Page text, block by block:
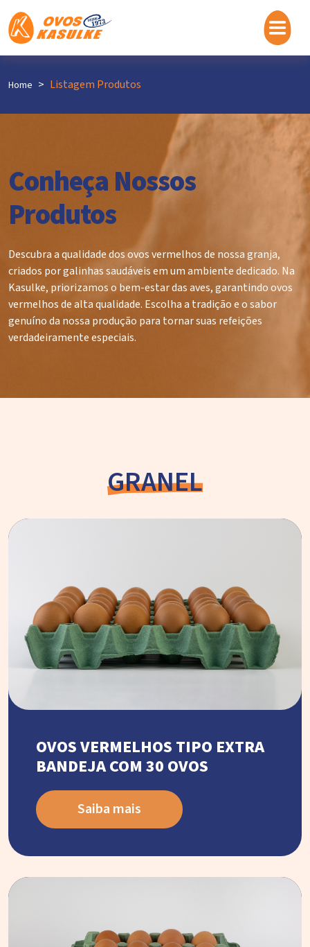
Home Listagem Produtos
Conheça Nossos
Produtos
Descubra a qualidade dos ovos vermelhos de nossa granja,
criados por galinhas saudáveis em um ambiente dedicado. Na
Kasulke, priorizamos o bem-estar das aves, garantindo ovos
vermelhos de alta qualidade. Escolha a tradição e o sabor
genuíno da nossa produção para tornar suas refeições
verdadeiramente especiais.
GRANEL
OVOS VERMELHOS TIPO EXTRA
BANDEJA COM 30 OVOS
Saiba mais